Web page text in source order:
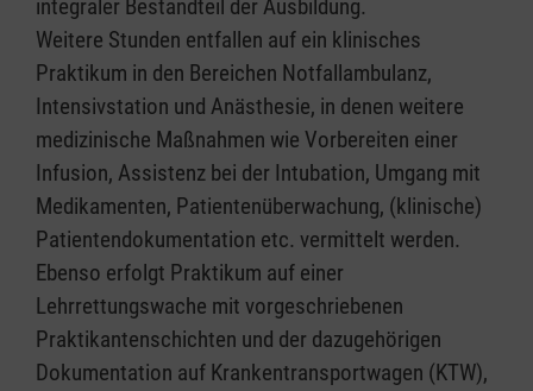
integraler Bestandteil der Ausbildung.
Weitere Stunden entfallen auf ein klinisches
Praktikum in den Bereichen Notfallambulanz,
Intensivstation und Anästhesie, in denen weitere
medizinische Maßnahmen wie Vorbereiten einer
Infusion, Assistenz bei der Intubation, Umgang mit
Medikamenten, Patientenüberwachung, (klinische)
Patientendokumentation etc. vermittelt werden.
Ebenso erfolgt Praktikum auf einer
Lehrrettungswache mit vorgeschriebenen
Praktikantenschichten und der dazugehörigen
Dokumentation auf Krankentransportwagen (KTW),